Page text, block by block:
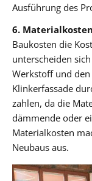
Ausführung des
6.
Baukosten die
unterscheiden
Werkstoff und den
Klinkerfassade
zahlen, da die
dämmende oder
Materialkosten
Neubaus aus.